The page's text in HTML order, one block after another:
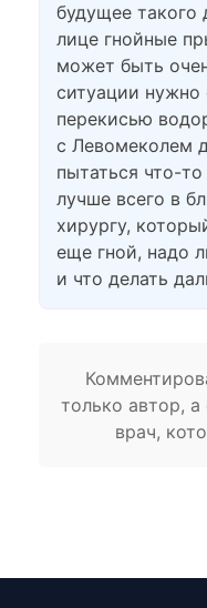
будущее такого
лице гнойные
может быть
ситуации нужно
перекисью
с Левомеколем
пытаться что-
лучше всего в
хирургу,
еще гной, надо
и что делать
только автор, а
врач,